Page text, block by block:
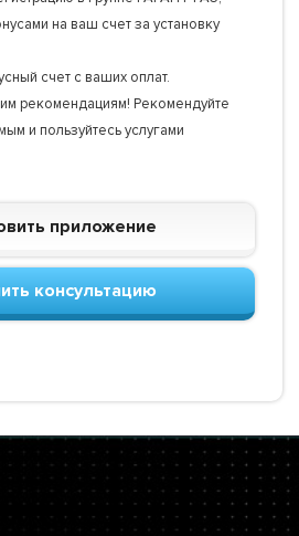
на ваш счет за установку
счет с ваших оплат.
рекомендациям! Рекомендуйте
и пользуйтесь услугами
приложение
консультацию